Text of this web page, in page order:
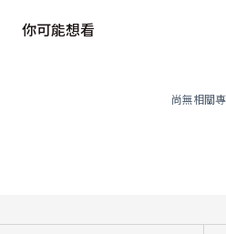
你可能想看
尚無相關